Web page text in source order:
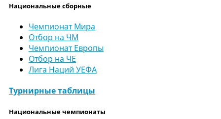
Национальные сборные
Чемпионат Мира
Отбор на ЧМ
Чемпионат Европы
Отбор на ЧЕ
Лига Наций УЕФА
Турнирные таблицы
Национальные чемпионаты